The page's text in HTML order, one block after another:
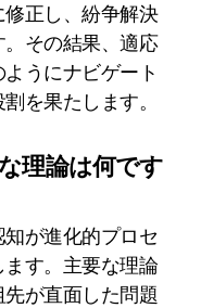
正し、紛争解決
その結果、適応
うにナビゲート
を果たします。
理論は何です
が進化的プロセ
す。主要な理論
が直面した問題